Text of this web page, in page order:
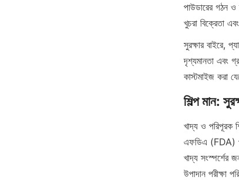
পাউডারের গঠন ও
খুচরা বিক্রেতা
সুরক্ষার বাইরে,
দৃশ্যমানতা এবং
কাস্টমাইজ করা
খাদ্য ও পরিপূরক
এফডিএ (FDA)
খাদ্য সংস্পর্শের
উপাদান পরীক্ষা